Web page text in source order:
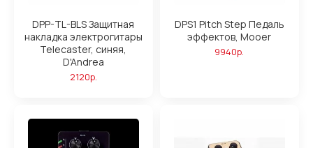
DPP-TL-BLS Защитная
накладка электрогитары
Telecaster, синяя,
D'Andrea
2120р.
DPS1 Pitch Step Педаль
эффектов, Mooer
9940р.